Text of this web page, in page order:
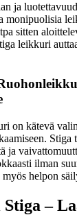
ja
monipuolisia
sitten
leikkuri
on kätevä
ja
ilman
helpon
–